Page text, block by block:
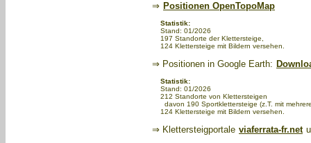
⇒ Positionen OpenTopoMap
Statistik:
Stand: 01/2026
197 Standorte der Klettersteige,
124 Klettersteige mit Bildern versehen.
⇒ Positionen in Google Earth:
Statistik:
Stand: 01/2026
212 Standorte von Klettersteigen
davon 190 Sportklettersteige (z.T. mit
124 Klettersteige mit Bildern versehen.
⇒ Klettersteigportale viaferrata-fr.net